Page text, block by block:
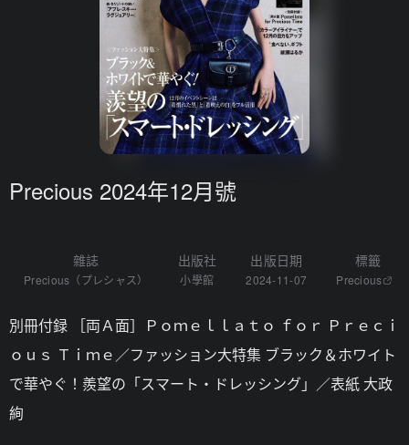
Precious 2024年12月號
雜誌
Precious（プレシャス）
出版社
小學館
出版日期
2024-11-07
標籤
Precious
別冊付録 ［両Ａ面］Ｐｏｍｅｌｌａｔｏ ｆｏｒ Ｐｒｅｃｉ
ｏｕｓ Ｔｉｍｅ／ファッション大特集 ブラック＆ホワイト
で華やぐ！羨望の「スマート・ドレッシング」／表紙 大政
絢